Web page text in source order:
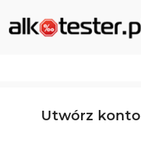
Utwórz konto